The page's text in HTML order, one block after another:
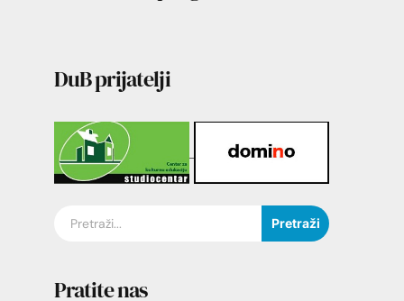
DuB prijatelji
Pretraži
Pratite nas